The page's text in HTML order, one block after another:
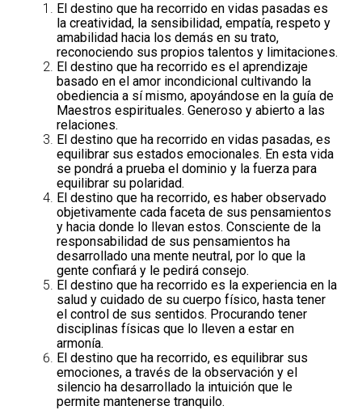
El destino que ha recorrido en vidas pasadas es
la creatividad, la sensibilidad, empatía, respeto y
amabilidad hacia los demás en su trato,
reconociendo sus propios talentos y limitaciones.
El destino que ha recorrido es el aprendizaje
basado en el amor incondicional cultivando la
obediencia a sí mismo, apoyándose en la guía de
Maestros espirituales. Generoso y abierto a las
relaciones.
El destino que ha recorrido en vidas pasadas, es
equilibrar sus estados emocionales. En esta vida
se pondrá a prueba el dominio y la fuerza para
equilibrar su polaridad.
El destino que ha recorrido, es haber observado
objetivamente cada faceta de sus pensamientos
y hacia donde lo llevan estos. Consciente de la
responsabilidad de sus pensamientos ha
desarrollado una mente neutral, por lo que la
gente confiará y le pedirá consejo.
El destino que ha recorrido es la experiencia en la
salud y cuidado de su cuerpo físico, hasta tener
el control de sus sentidos. Procurando tener
disciplinas físicas que lo lleven a estar en
armonía.
El destino que ha recorrido, es equilibrar sus
emociones, a través de la observación y el
silencio ha desarrollado la intuición que le
permite mantenerse tranquilo.